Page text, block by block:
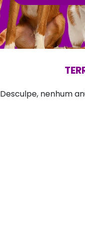
Desculpe, nenhum